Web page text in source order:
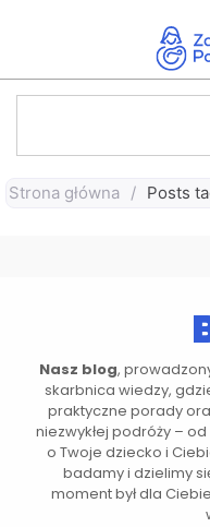
Strona główna / Posts
Nasz blog,
skarbnica wiedzy,
praktyczne porady
niezwykłej podróży –
o Twoje dziecko i
badamy i dzielimy
moment był dla